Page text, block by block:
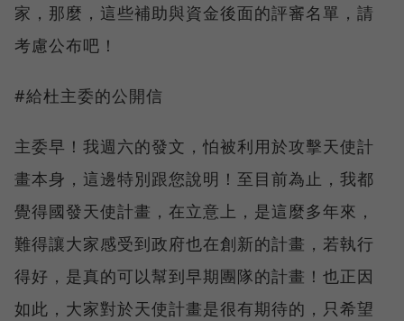
家，那麼，這些補助與資金後面的評審名單，請
考慮公布吧！
#給杜主委的公開信
主委早！我週六的發文，怕被利用於攻擊天使計
畫本身，這邊特別跟您說明！至目前為止，我都
覺得國發天使計畫，在立意上，是這麼多年來，
難得讓大家感受到政府也在創新的計畫，若執行
得好，是真的可以幫到早期團隊的計畫！也正因
如此，大家對於天使計畫是很有期待的，只希望